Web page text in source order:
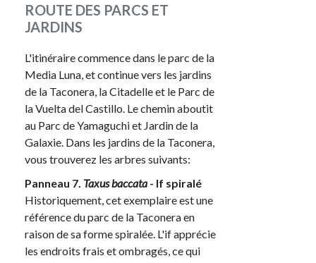
ROUTE DES PARCS ET
JARDINS
L'itinéraire commence dans le parc de la
Media Luna, et continue vers les jardins
de la Taconera, la Citadelle et le Parc de
la Vuelta del Castillo. Le chemin aboutit
au Parc de Yamaguchi et Jardin de la
Galaxie. Dans les jardins de la Taconera,
vous trouverez les arbres suivants:
Panneau 7. Taxus baccata - If spiralé
Historiquement, cet exemplaire est une
référence du parc de la Taconera en
raison de sa forme spiralée. L'if apprécie
les endroits frais et ombragés, ce qui